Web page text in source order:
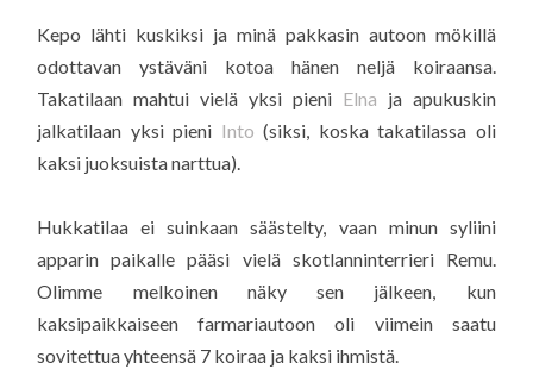
Kepo lähti kuskiksi ja minä pakkasin autoon mökillä
odottavan ystäväni kotoa hänen neljä koiraansa.
Takatilaan mahtui vielä yksi pieni Elna ja apukuskin
jalkatilaan yksi pieni Into (siksi, koska takatilassa oli
kaksi juoksuista narttua).
Hukkatilaa ei suinkaan säästelty, vaan minun syliini
apparin paikalle pääsi vielä skotlanninterrieri Remu.
Olimme melkoinen näky sen jälkeen, kun
kaksipaikkaiseen farmariautoon oli viimein saatu
sovitettua yhteensä 7 koiraa ja kaksi ihmistä.